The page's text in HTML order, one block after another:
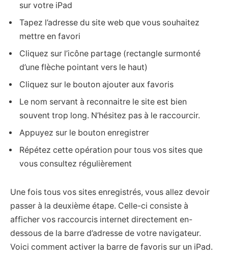
sur votre iPad
Tapez l’adresse du site web que vous souhaitez
mettre en favori
Cliquez sur l’icône partage (rectangle surmonté
d’une flèche pointant vers le haut)
Cliquez sur le bouton ajouter aux favoris
Le nom servant à reconnaitre le site est bien
souvent trop long. N’hésitez pas à le raccourcir.
Appuyez sur le bouton enregistrer
Répétez cette opération pour tous vos sites que
vous consultez régulièrement
Une fois tous vos sites enregistrés, vous allez devoir
passer à la deuxième étape. Celle-ci consiste à
afficher vos raccourcis internet directement en-
dessous de la barre d’adresse de votre navigateur.
Voici comment activer la barre de favoris sur un iPad.